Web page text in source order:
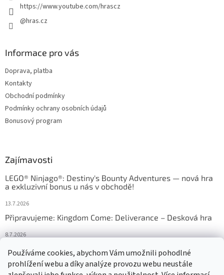
Používáme cookies, abychom Vám umožnili pohodlné
prohlížení webu a díky analýze provozu webu neustále
https://www.youtube.com/hrascz
@hras.cz
Informace pro vás
Doprava, platba
Kontakty
Obchodní podmínky
Podmínky ochrany osobních údajů
Bonusový program
Zajímavosti
LEGO® Ninjago®: Destiny's Bounty Adventures — nová hra
a exkluzivní bonus u nás v obchodě!
13.7.2026
Připravujeme: Kingdom Come: Deliverance – Desková hra
8.7.2026
Nejlepší deskové hry: výběr, který frčí v celém Česku
18.6.2026